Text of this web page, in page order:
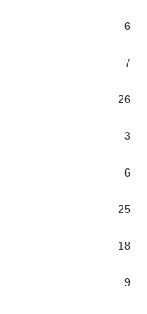
6
7
26
3
6
25
18
9